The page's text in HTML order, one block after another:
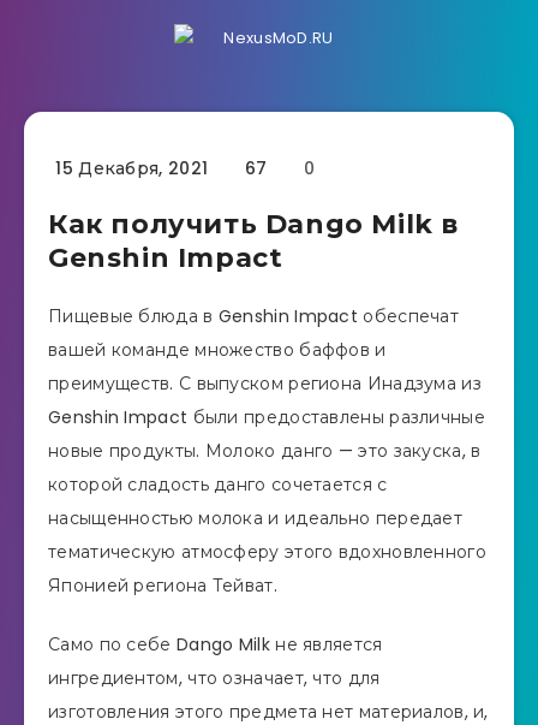
15 Декабря, 2021 67 0
Как получить Dango Milk в
Genshin Impact
Пищевые блюда в Genshin Impact обеспечат
вашей команде множество баффов и
преимуществ. С выпуском региона Инадзума из
Genshin Impact были предоставлены различные
новые продукты. Молоко данго — это закуска, в
которой сладость данго сочетается с
насыщенностью молока и идеально передает
тематическую атмосферу этого вдохновленного
Японией региона Тейват.
Само по себе Dango Milk не является
ингредиентом, что означает, что для
изготовления этого предмета нет материалов, и,